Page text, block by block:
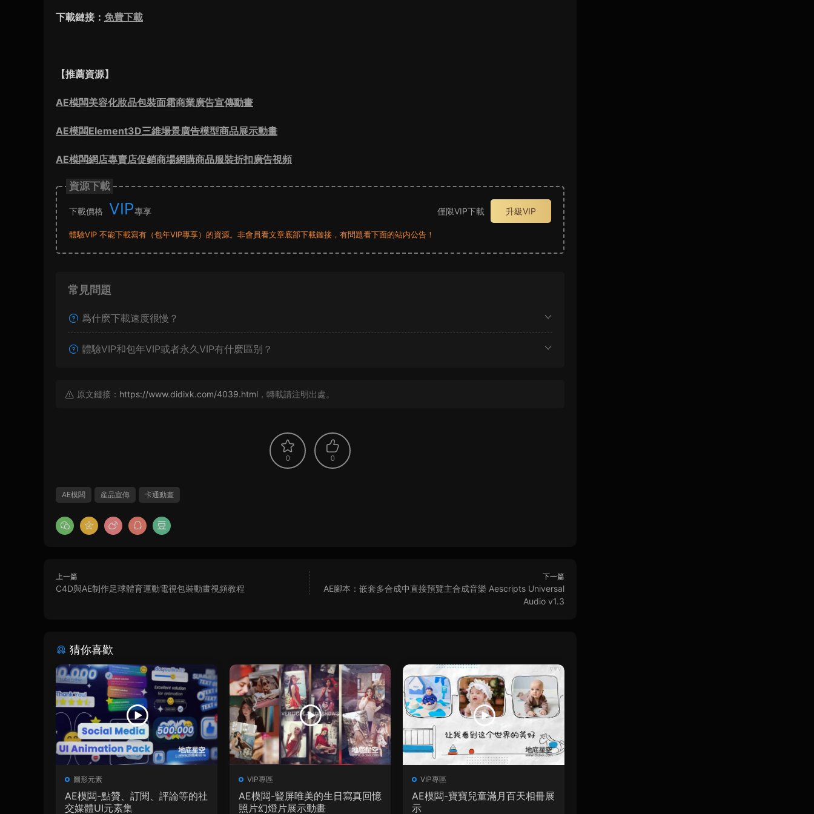
下載鏈接： 免費下載
【推薦資源】
AE模闆美容化妝品包裝面霜商業廣告宣傳動畫
AE模闆Element3D三維場景廣告模型商品展示動畫
AE模闆網店專賣店促銷商場網購商品服裝折扣廣告視頻
資源下載
下載價格 VIP專享 僅限VIP下載 升級VIP
體驗VIP 不能下載寫有（包年VIP專享）的資源。非會員看文章底部下載鏈接，有問題看下面的站内公告！
常見問題
爲什麽下載速度很慢？
體驗VIP和包年VIP或者永久VIP有什麽區别？
原文鏈接： https://www.didixk.com/4039.html ，轉載請注明出處。
0 0
AE模闆 産品宣傳 卡通動畫
上一篇
C4D與AE制作足球體育運動電視包裝動畫視頻教程
下一篇
AE腳本：嵌套多合成中直接預覽主合成音樂 Aescripts Universal
Audio v1.3
猜你喜歡
圖形元素
AE模闆-點贊、訂閱、評論等的社
交媒體UI元素集
VIP專區
AE模闆-豎屏唯美的生日寫真回憶
照片幻燈片展示動畫
VIP專區
AE模闆-寶寶兒童滿月百天相冊展
示